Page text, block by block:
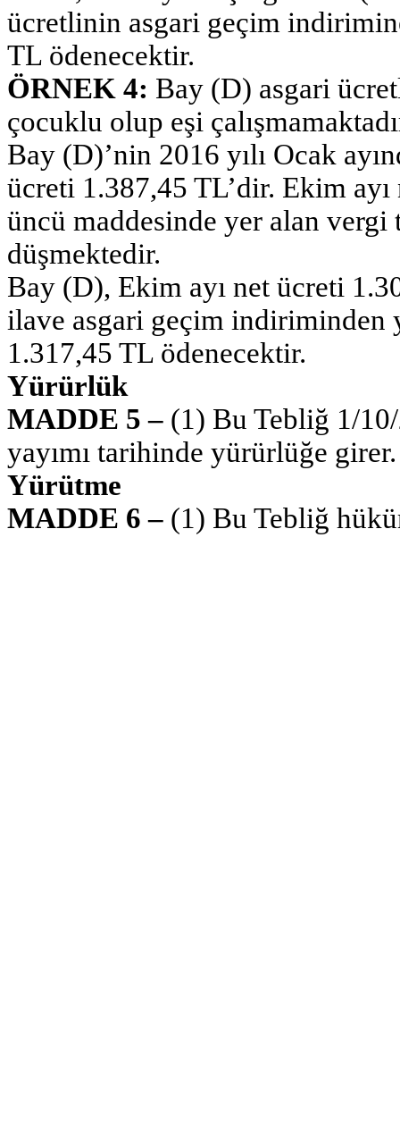
ücretlinin asgari geçim
TL ödenecektir.
ÖRNEK 4: Bay (D) asgari
çocuklu olup eşi
Bay (D)’nin 2016 yılı Ocak
ücreti 1.387,45 TL’dir. Ekim
üncü maddesinde yer alan
düşmektedir.
Bay (D), Ekim ayı net ücreti
ilave asgari geçim indiriminden
1.317,45 TL ödenecektir.
Yürürlük
MADDE 5 – (1) Bu Tebliğ 1/
yayımı tarihinde yürürlüğe girer.
Yürütme
MADDE 6 – (1) Bu Tebliğ